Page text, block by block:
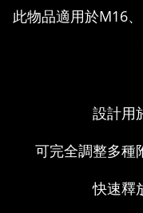
此物品適用於M16
設計用
可完全調整多種
快速釋